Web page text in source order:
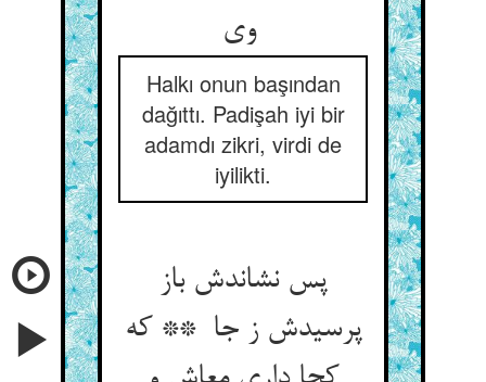
وی
Halkı onun başından
dağıttı. Padişah iyi bir
adamdı zikri, virdi de
iyilikti.
پس نشاندش باز
پرسیدش ز جا ** که